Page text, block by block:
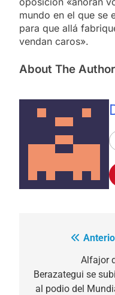
mundo en el que se
para que allá
vendan caros».
About The Author
Navegación
entradas
Alfajor
Berazategui se
al podio del